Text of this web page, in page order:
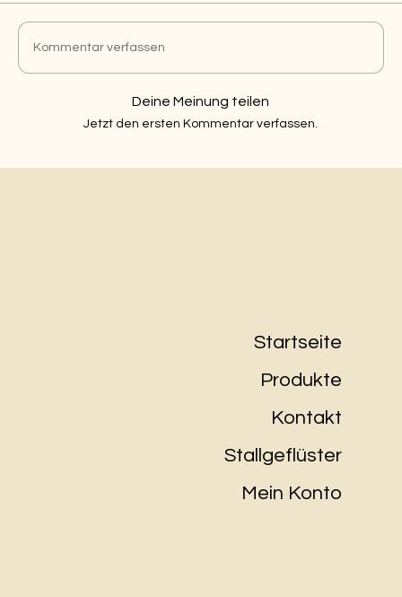
Kommentar verfassen
Deine Meinung teilen
Jetzt den ersten Kommentar verfassen.
Startseite
Produkte
Kontakt
Stallgeflüster
Mein Konto